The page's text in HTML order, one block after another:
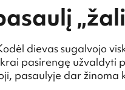
dievas sugalvojo
pasirengę užvaldyti
pasaulyje dar žinoma